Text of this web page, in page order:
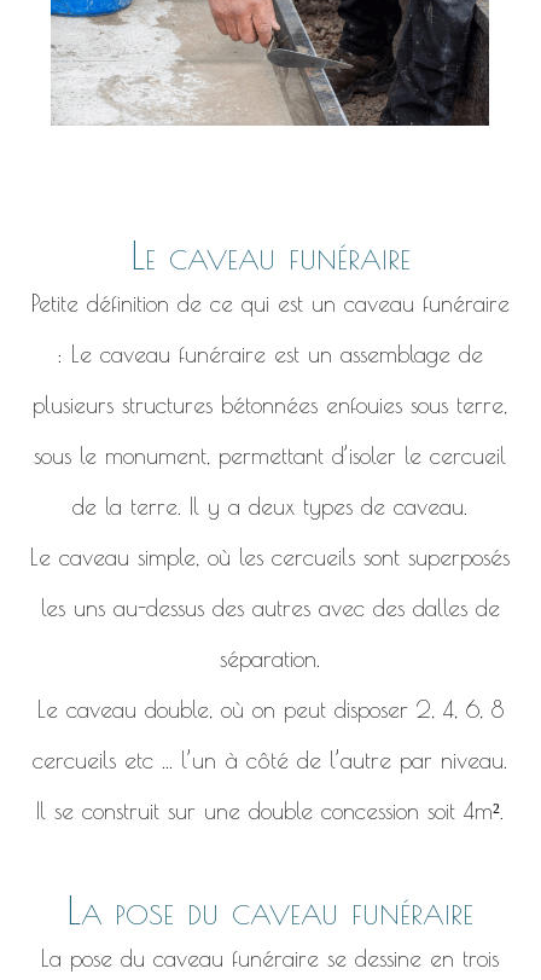
Le caveau funéraire
Petite définition de ce qui est un caveau funéraire
: Le caveau funéraire est un assemblage de
plusieurs structures bétonnées enfouies sous terre,
sous le monument, permettant d’isoler le cercueil
de la terre. Il y a deux types de caveau.
Le caveau simple, où les cercueils sont superposés
les uns au-dessus des autres avec des dalles de
séparation.
Le caveau double, où on peut disposer 2, 4, 6, 8
cercueils etc ... l’un à côté de l’autre par niveau.
Il se construit sur une double concession soit 4m².
La pose du caveau funéraire
La pose du caveau funéraire se dessine en trois